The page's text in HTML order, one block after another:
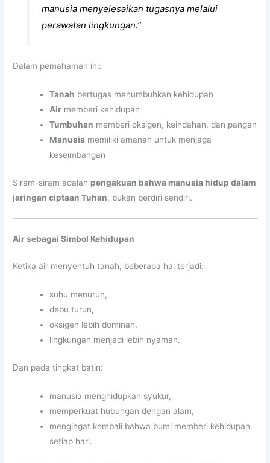
manusia menyelesaikan tugasnya melalui
perawatan lingkungan.”
Dalam pemahaman ini:
Tanah bertugas menumbuhkan kehidupan
Air memberi kehidupan
Tumbuhan memberi oksigen, keindahan, dan pangan
Manusia memiliki amanah untuk menjaga
keseimbangan
Siram-siram adalah pengakuan bahwa manusia hidup dalam
jaringan ciptaan Tuhan, bukan berdiri sendiri.
Air sebagai Simbol Kehidupan
Ketika air menyentuh tanah, beberapa hal terjadi:
suhu menurun,
debu turun,
oksigen lebih dominan,
lingkungan menjadi lebih nyaman.
Dan pada tingkat batin:
manusia menghidupkan syukur,
memperkuat hubungan dengan alam,
mengingat kembali bahwa bumi memberi kehidupan
setiap hari.